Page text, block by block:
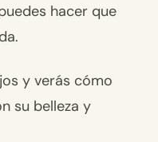
hacer que
y verás cómo
su belleza y